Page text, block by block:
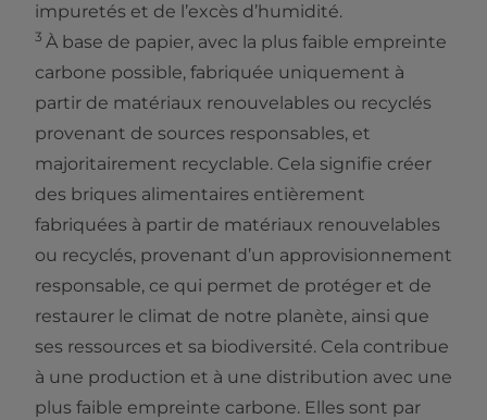
impuretés et de l’excès d’humidité.
3 À base de papier, avec la plus faible empreinte
carbone possible, fabriquée uniquement à
partir de matériaux renouvelables ou recyclés
provenant de sources responsables, et
majoritairement recyclable. Cela signifie créer
des briques alimentaires entièrement
fabriquées à partir de matériaux renouvelables
ou recyclés, provenant d’un approvisionnement
responsable, ce qui permet de protéger et de
restaurer le climat de notre planète, ainsi que
ses ressources et sa biodiversité. Cela contribue
à une production et à une distribution avec une
plus faible empreinte carbone. Elles sont par